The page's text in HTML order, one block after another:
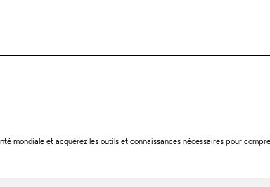
mondiale et acquérez les outils et connaissances nécessaires pour